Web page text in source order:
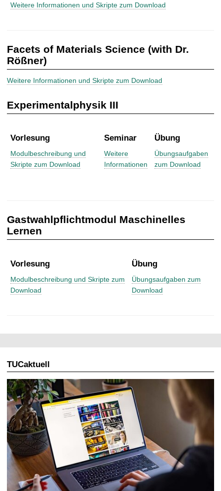
Weitere Informationen und Skripte zum Download
Facets of Materials Science (with Dr.
Rößner)
Weitere Informationen und Skripte zum Download
Experimentalphysik III
Vorlesung
Modulbeschreibung und
Skripte zum Download
Seminar
Weitere
Informationen
Übung
Übungsaufgaben
zum Download
Gastwahlpflichtmodul Maschinelles
Lernen
Vorlesung
Modulbeschreibung und Skripte zum
Download
Übung
Übungsaufgaben zum
Download
TUCaktuell